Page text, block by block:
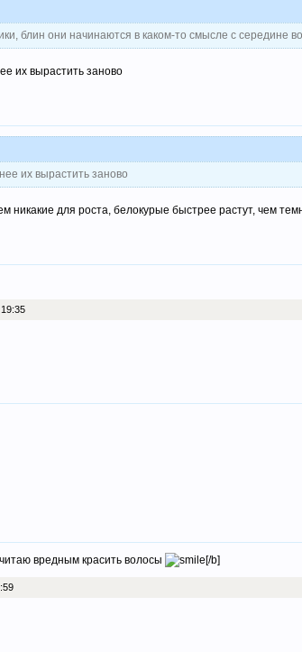
блин они начинаются в каком-то смысле с середине
их вырастить заново
их вырастить заново
никакие для роста, белокурые быстрее растут, чем
вредным красить волосы [/b]